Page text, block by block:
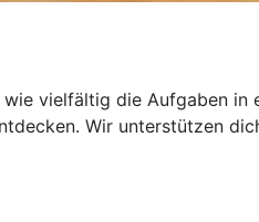
vielfältig die Aufgaben in
Wir unterstützen